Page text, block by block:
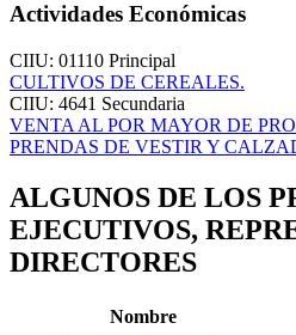
Actividades Económicas
CIIU: 01110 Principal
CULTIVOS DE CEREALES.
CIIU: 4641 Secundaria
VENTA AL POR MAYOR DE
PRENDAS DE VESTIR Y
ALGUNOS DE LOS
EJECUTIVOS,
DIRECTORES
Nombre